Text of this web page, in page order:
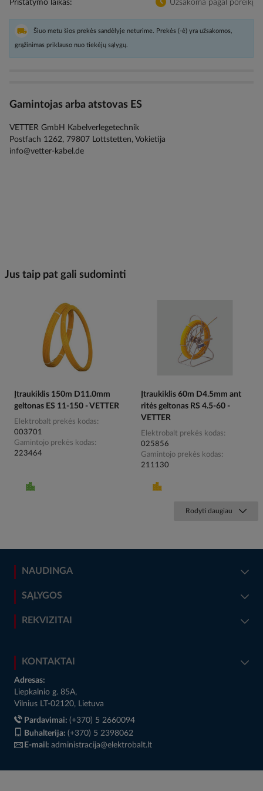
Pristatymo laikas Užsakoma pagal poreikį
Šiuo metu šios prekės sandėlyje neturime. Prekės (-ė) yra užsakomos,
grąžinimas priklauso nuo tiekėjų sąlygų.
Gamintojas arba atstovas ES
VETTER GmbH Kabelverlegetechnik
Postfach 1262, 79807 Lottstetten, Vokietija
info@vetter-kabel.de
Jus taip pat gali sudominti
Įtraukiklis 150m D11.0mm
geltonas ES 11-150 - VETTER
Elektrobalt prekės kodas
003701
Gamintojo prekės kodas
223464
Įtraukiklis 60m D4.5mm ant
ritės geltonas RS 4.5-60 -
VETTER
Elektrobalt prekės kodas
025856
Gamintojo prekės kodas
211130
Rodyti daugiau
NAUDINGA
SĄLYGOS
REKVIZITAI
KONTAKTAI
Adresas:
Liepkalnio g. 85A,
Vilnius LT-02120, Lietuva
Pardavimai: (+370) 5 2660094
Buhalterija: (+370) 5 2398062
E-mail: administracija@elektrobalt.lt